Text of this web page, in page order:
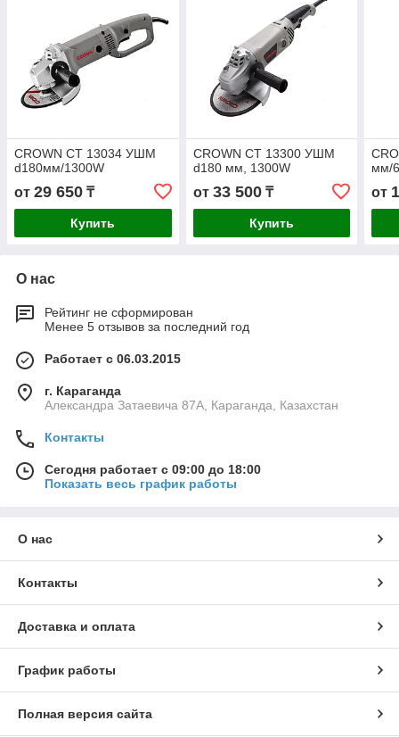
CROWN СТ 13034 УШМ
d180мм/1300W
от 29 650 ₸
Купить
CROWN СТ 13300 УШМ
d180 мм, 1300W
от 33 500₸
Купить
мм/
от
О нас
Рейтинг не сформирован
Менее 5 отзывов за последний год
Работает с 06.03.2015
г. Караганда
Александра Затаевича 87А, Караганда, Казахстан
Контакты
Сегодня работает с 09:00 до 18:00
Показать весь график работы
О нас
Контакты
Доставка и оплата
График работы
Полная версия сайта